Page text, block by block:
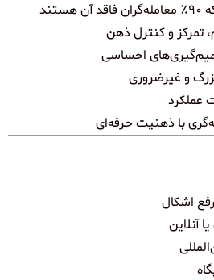
تمرکز و کنترل ذهن
احساسی
و غیرضروری
عملکرد
با ذهنیت حرفه‌ای
اشکال
آنلاین